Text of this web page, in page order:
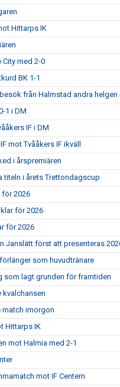
Hittarps IK
med 2-0
BK 1-1
från Halmstad andra helgen
1 i DM
IF i DM
mot Tvååkers IF ikväll
i årspremiären
titeln i årets Trettondagscup
för 2026
för 2026
för 2026
Janslätt först att presenteras
som huvudtränare
som lagt grunden för framtiden
kvalchansen
imorgon
Hittarps IK
mot Halmia med 2-1
mot IF Centern